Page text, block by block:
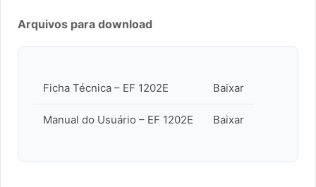
Arquivos para download
Ficha Técnica – EF 1202E Baixar
Manual do Usuário – EF 1202E Baixar